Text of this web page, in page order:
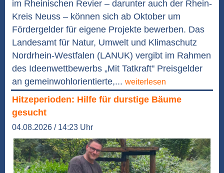
im Rheinischen Revier – darunter auch der Rhein-
Kreis Neuss – können sich ab Oktober um
Fördergelder für eigene Projekte bewerben. Das
Landesamt für Natur, Umwelt und Klimaschutz
Nordrhein-Westfalen (LANUK) vergibt im Rahmen
des Ideenwettbewerbs „Mit Tatkraft" Preisgelder
an gemeinwohlorientierte,... weiterlesen
Hitzeperioden: Hilfe für durstige Bäume
gesucht
04.08.2026 / 14:23 Uhr